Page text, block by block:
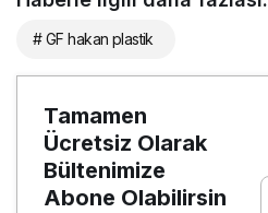
# GF hakan plastik
Tamamen
Ücretsiz Olarak
Bültenimize
Abone Olabilirsin